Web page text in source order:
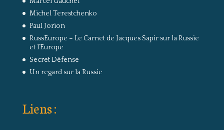
Michel Terestchenko
Paul Jorion
RussEurope – Le Carnet de Jacques Sapir sur la Russie
et l’Europe
Secret Défense
Un regard sur la Russie
Liens :